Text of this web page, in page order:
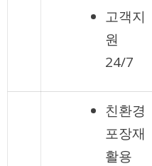
고객지
원
24/7
친환경
포장재
활용